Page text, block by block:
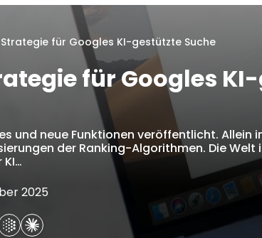
für Googles KI-gestützte Suche
für Googles
und neue Funktionen veröffentlicht. Allein
der Ranking-Algorithmen. Die
2025